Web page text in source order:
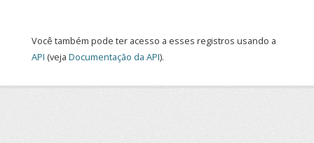
Você também pode ter acesso a esses registros usando a
API (veja Documentação da API).